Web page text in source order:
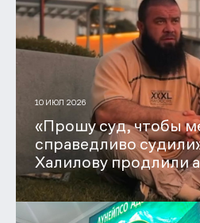
10 ИЮЛ 2026
«Прошу суд, чтобы
справедливо
Халилову продлили